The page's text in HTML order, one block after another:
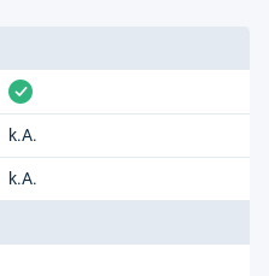
vorhanden
k.A.
k.A.